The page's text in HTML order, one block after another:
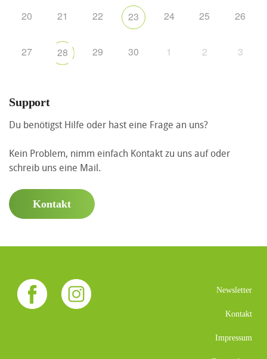
20 21 22 23 24 25 26
27 28 29 30 1 2 3
Support
Du benötigst Hilfe oder hast eine Frage an uns?
Kein Problem, nimm einfach Kontakt zu uns auf oder
schreib uns eine Mail.
Kontakt
Newsletter
Kontakt
Impressum